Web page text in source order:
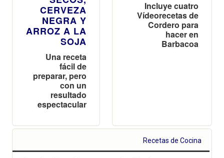
CERVEZA
NEGRA Y
ARROZ A LA
SOJA
Una receta
fácil de
preparar, pero
con un
resultado
espectacular
Incluye cuatro
Vídeorecetas de
Cordero para
hacer en
Barbacoa
Recetas de Cocina